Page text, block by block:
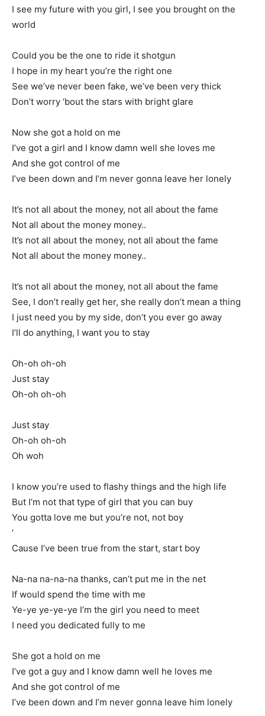
I see my future with you girl, I see you brought on the
world
Could you be the one to ride it shotgun
I hope in my heart you’re the right one
See we’ve never been fake, we’ve been very thick
Don’t worry ‘bout the stars with bright glare
Now she got a hold on me
I’ve got a girl and I know damn well she loves me
And she got control of me
I’ve been down and I’m never gonna leave her lonely
It’s not all about the money, not all about the fame
Not all about the money money..
It’s not all about the money, not all about the fame
Not all about the money money..
It’s not all about the money, not all about the fame
See, I don’t really get her, she really don’t mean a thing
I just need you by my side, don’t you ever go away
I’ll do anything, I want you to stay
Oh-oh oh-oh
Just stay
Oh-oh oh-oh
Just stay
Oh-oh oh-oh
Oh woh
I know you’re used to flashy things and the high life
But I’m not that type of girl that you can buy
You gotta love me but you’re not, not boy
‘
Cause I’ve been true from the start, start boy
Na-na na-na-na thanks, can’t put me in the net
If would spend the time with me
Ye-ye ye-ye-ye I’m the girl you need to meet
I need you dedicated fully to me
She got a hold on me
I’ve got a guy and I know damn well he loves me
And she got control of me
I’ve been down and I’m never gonna leave him lonely